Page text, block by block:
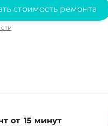
стоимость ремонта
от 15 минут